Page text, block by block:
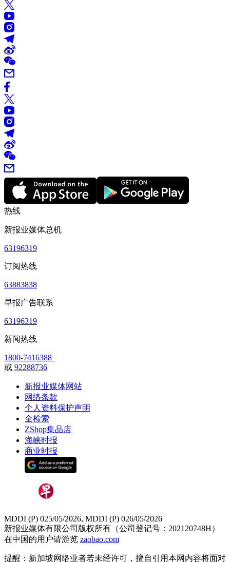
热线
新报业媒体总机
63196319
订阅热线
63883838
早报广告联系
63196319
新闻热线
1800-7416388
或 92288736
新报业媒体网站
网络条款
个人资料保护声明
全检索
ZShop集品店
海峡时报
商业时报
MDDI (P) 025/05/2026, MDDI (P) 026/05/2026
新报业媒体有限公司版权所有（公司登记号：202120748H）
在中国的用户请游览 zaobao.com
提醒：新加坡网络业者若未经许可，擅自引用本网内容将面对